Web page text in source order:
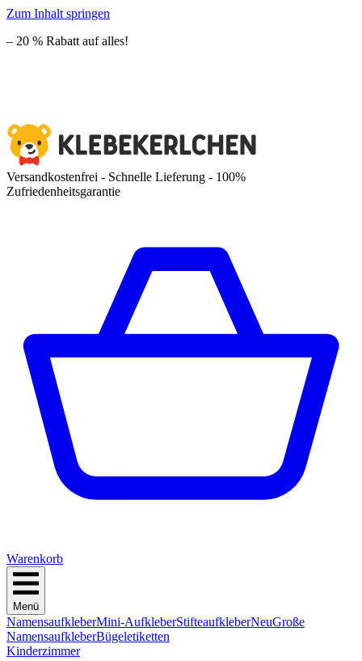
Zum Inhalt springen
– 20 % Rabatt auf alles!
Versandkostenfrei - Schnelle Lieferung - 100%
Zufriedenheitsgarantie
Warenkorb
Menü
NamensaufkleberMini-AufkleberStifteaufkleberNeuGroße
NamensaufkleberBügeletiketten
Kinderzimmer